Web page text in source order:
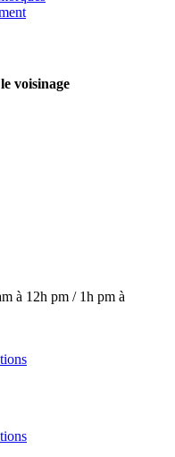
voisinage
à 12h pm / 1h pm à